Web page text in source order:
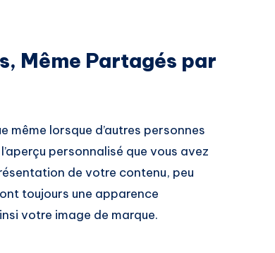
Même Partagés par
même lorsque d’autres personnes
personnalisé que vous avez
de votre contenu, peu
toujours une apparence
votre image de marque.